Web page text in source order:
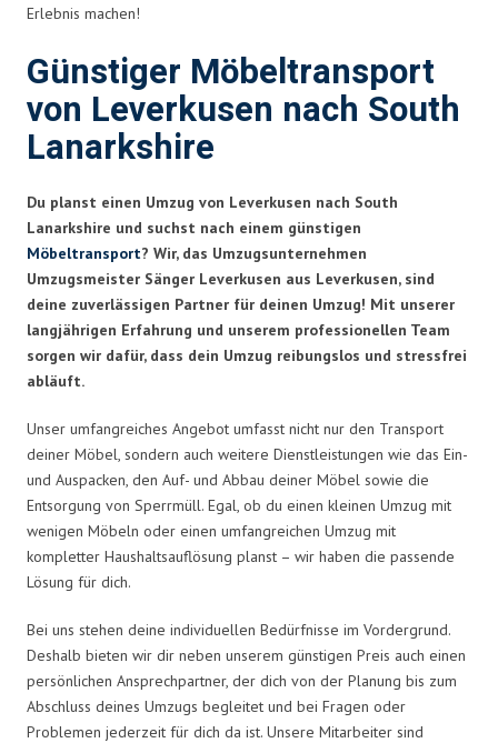
Erlebnis machen!
Günstiger Möbeltransport
von Leverkusen nach South
Lanarkshire
Du planst einen Umzug von Leverkusen nach South
Lanarkshire und suchst nach einem günstigen
Möbeltransport? Wir, das Umzugsunternehmen
Umzugsmeister Sänger Leverkusen aus Leverkusen, sind
deine zuverlässigen Partner für deinen Umzug! Mit unserer
langjährigen Erfahrung und unserem professionellen Team
sorgen wir dafür, dass dein Umzug reibungslos und stressfrei
abläuft.
Unser umfangreiches Angebot umfasst nicht nur den Transport
deiner Möbel, sondern auch weitere Dienstleistungen wie das Ein-
und Auspacken, den Auf- und Abbau deiner Möbel sowie die
Entsorgung von Sperrmüll. Egal, ob du einen kleinen Umzug mit
wenigen Möbeln oder einen umfangreichen Umzug mit
kompletter Haushaltsauflösung planst – wir haben die passende
Lösung für dich.
Bei uns stehen deine individuellen Bedürfnisse im Vordergrund.
Deshalb bieten wir dir neben unserem günstigen Preis auch einen
persönlichen Ansprechpartner, der dich von der Planung bis zum
Abschluss deines Umzugs begleitet und bei Fragen oder
Problemen jederzeit für dich da ist. Unsere Mitarbeiter sind